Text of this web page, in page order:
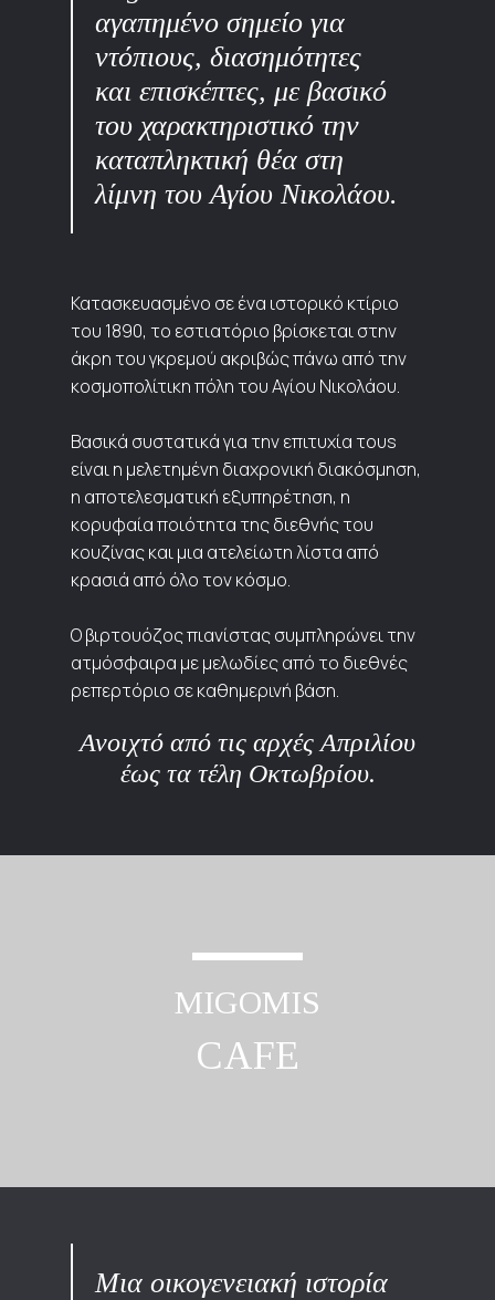
αγαπημένο σημείο για
ντόπιους, διασημότητες
και επισκέπτες, με βασικό
του χαρακτηριστικό την
καταπληκτική θέα στη
λίμνη του Αγίου Νικολάου.
​Κατασκευασμένο σε ένα ιστορικό κτίριο
του 1890, το εστιατόριο βρίσκεται στην
άκρη του γκρεμού ακριβώς πάνω από την
κοσμοπολίτικη πόλη του Αγίου Νικολάου.
Βασικά συστατικά για την επιτυχία τουs
είναι η μελετημένη διαχρονική διακόσμηση,
η αποτελεσματική εξυπηρέτηση, η
κορυφαία ποιότητα της διεθνής του
κουζίνας και μια ατελείωτη λίστα από
κρασιά από όλο τον κόσμο.
Ο βιρτουόζος πιανίστας συμπληρώνει την
ατμόσφαιρα με μελωδίες από το διεθνές
ρεπερτόριο σε καθημερινή βάση.
​Ανοιχτό από τις αρχές Απριλίου
έως τα τέλη Οκτωβρίου.
MIGOMIS
CAFE
​Μια οικογενειακή ιστορία